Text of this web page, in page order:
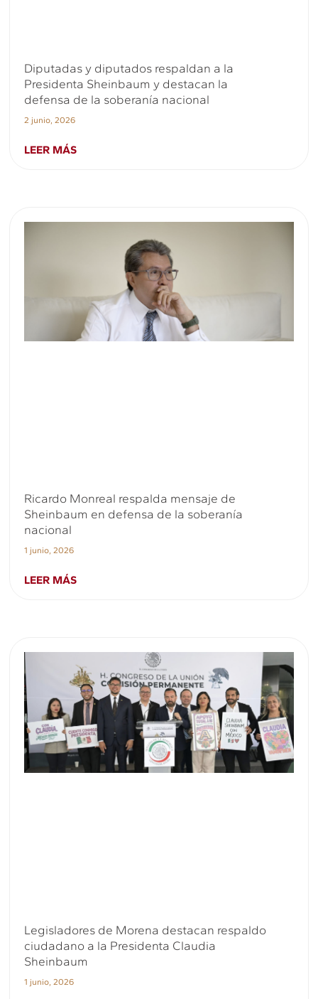
Diputadas y diputados respaldan a la
Presidenta Sheinbaum y destacan la
defensa de la soberanía nacional
2 junio, 2026
LEER MÁS
Ricardo Monreal respalda mensaje de
Sheinbaum en defensa de la soberanía
nacional
1 junio, 2026
LEER MÁS
Legisladores de Morena destacan respaldo
ciudadano a la Presidenta Claudia
Sheinbaum
1 junio, 2026